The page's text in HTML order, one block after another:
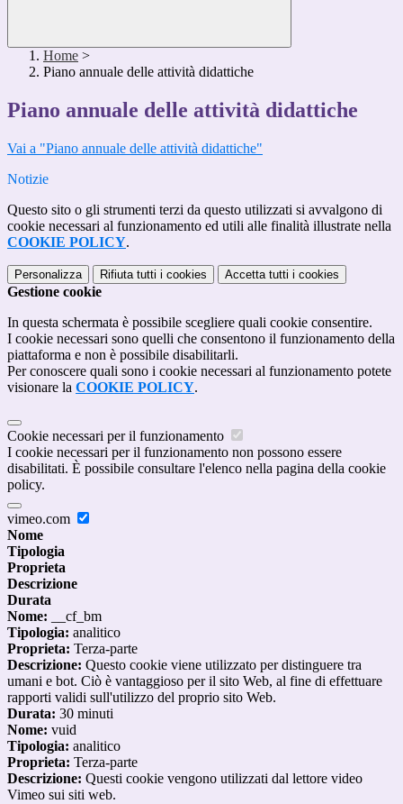
Home >
Piano annuale delle attività didattiche
Piano annuale delle attività didattiche
Vai a "Piano annuale delle attività didattiche"
Notizie
Questo sito o gli strumenti terzi da questo utilizzati si avvalgono di
cookie necessari al funzionamento ed utili alle finalità illustrate nella
COOKIE POLICY.
Personalizza Rifiuta tutti i cookies Accetta tutti i cookies
Gestione cookie
In questa schermata è possibile scegliere quali cookie consentire.
I cookie necessari sono quelli che consentono il funzionamento della
piattaforma e non è possibile disabilitarli.
Per conoscere quali sono i cookie necessari al funzionamento potete
visionare la COOKIE POLICY.
Cookie necessari per il funzionamento
I cookie necessari per il funzionamento non possono essere
disabilitati. È possibile consultare l'elenco nella pagina della cookie
policy.
vimeo.com
Nome
Tipologia
Proprieta
Descrizione
Durata
Nome: __cf_bm
Tipologia: analitico
Proprieta: Terza-parte
Descrizione: Questo cookie viene utilizzato per distinguere tra
umani e bot. Ciò è vantaggioso per il sito Web, al fine di effettuare
rapporti validi sull'utilizzo del proprio sito Web.
Durata: 30 minuti
Nome: vuid
Tipologia: analitico
Proprieta: Terza-parte
Descrizione: Questi cookie vengono utilizzati dal lettore video
Vimeo sui siti web.